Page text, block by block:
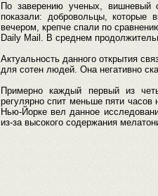
По заверению ученых, вишневый
показали: добровольцы, которые
вечером, крепче спали по
Daily Mail. В среднем
Актуальность данного открытия
для сотен людей. Она негативно
Примерно каждый первый из
регулярно спит меньше пяти
Нью-Йорке вел данное
из-за высокого содержания